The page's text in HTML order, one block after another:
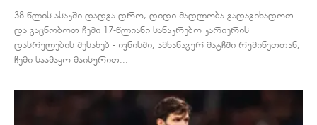
38 წლის ასაკში დადგა დრო, დიდი მადლობა გადაგიხადოთ
და გაცნობოთ ჩემი 17-წლიანი სანაკრებო კარიერის
დასრულების შესახებ - ივნისში, ამხანაგურ მატჩში რუმინეთთან,
ჩემი საამაყო მაისურით...